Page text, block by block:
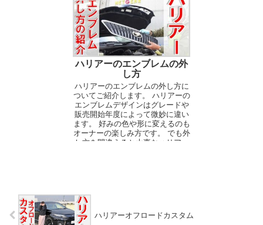
ハリアーのエンブレムの外
し方
ハリアーのエンブレムの外し方に
ついてご紹介します。 ハリアーの
エンブレムデザインはグレードや
販売開始年度によって微妙に違い
ます。 好みの色や形に変えるのも
オーナーの楽しみ方です。 でも外
し方を間違えると大事なハリアー
ハリアーオフロードカスタム